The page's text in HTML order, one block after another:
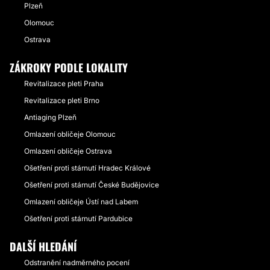
Plzeň
Olomouc
Ostrava
ZÁKROKY PODLE LOKALITY
Revitalizace pleti Praha
Revitalizace pleti Brno
Antiaging Plzeň
Omlazení obličeje Olomouc
Omlazení obličeje Ostrava
Ošetření proti stárnutí Hradec Králové
Ošetření proti stárnutí České Budějovice
Omlazení obličeje Ústí nad Labem
Ošetření proti stárnutí Pardubice
DALŠÍ HLEDÁNÍ
Odstranění nadměrného pocení